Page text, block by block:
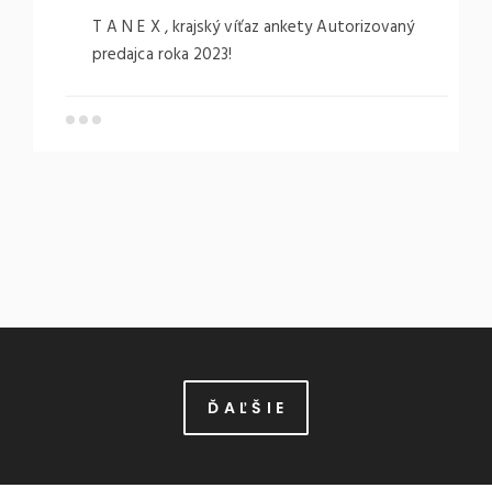
T A N E X , krajský víťaz ankety Autorizovaný
predajca roka 2023!
Ď A Ľ Š I E